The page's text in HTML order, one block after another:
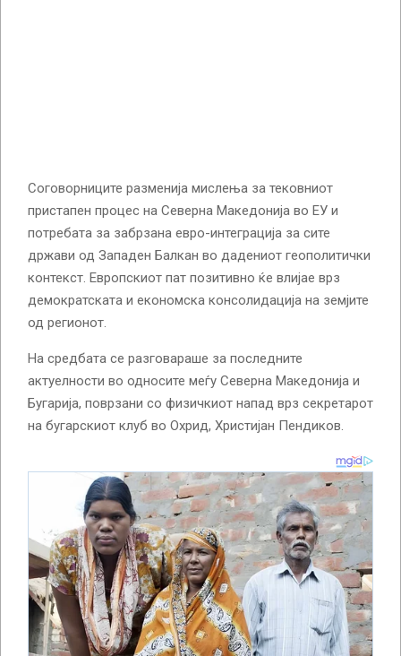
Соговорниците разменија мислења за тековниот
пристапен процес на Северна Македонија во ЕУ и
потребата за забрзана евро-интеграција за сите
држави од Западен Балкан во дадениот геополитички
контекст. Европскиот пат позитивно ќе влијае врз
демократската и економска консолидација на земјите
од регионот.
На средбата се разговараше за последните
актуелности во односите меѓу Северна Македонија и
Бугарија, поврзани со физичкиот напад врз секретарот
на бугарскиот клуб во Охрид, Христијан Пендиков.